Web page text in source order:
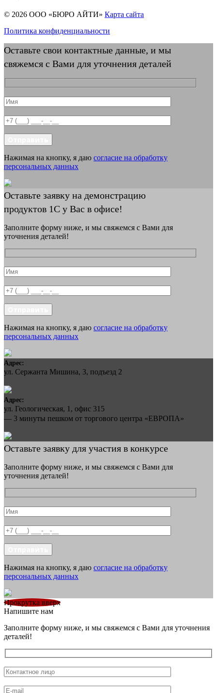
© 2026 ООО «БЮРО АЙТИ» Карта сайта
Политика конфиденциальности
Оставьте свои контактные данные, и мы
свяжемся с Вами для уточнения деталей
Нажимая на кнопку, я даю согласие на обработку
персональных данных
Оставьте заявку на демонстрацию
продуктов 1С у Вас в офисе!
Заполните форму ниже, и мы свяжемся с Вами для
уточнения деталей!
Нажимая на кнопку, я даю согласие на обработку
персональных данных
Адрес:
ул. Сержанта Мишина, 3, подъезд 2
Адрес:
ул. Геологическая, 1, офис 315
— 3 минуты пешком от торгового центра «ЕВРОПА»
Оставьте заявку для участия в конкурсе
Заполните форму ниже, и мы свяжемся с Вами для
уточнения деталей!
Нажимая на кнопку, я даю согласие на обработку
персональных данных
Прокрутка вверх
Напишите нам
Заполните форму ниже, и мы свяжемся с Вами для уточнения
деталей!